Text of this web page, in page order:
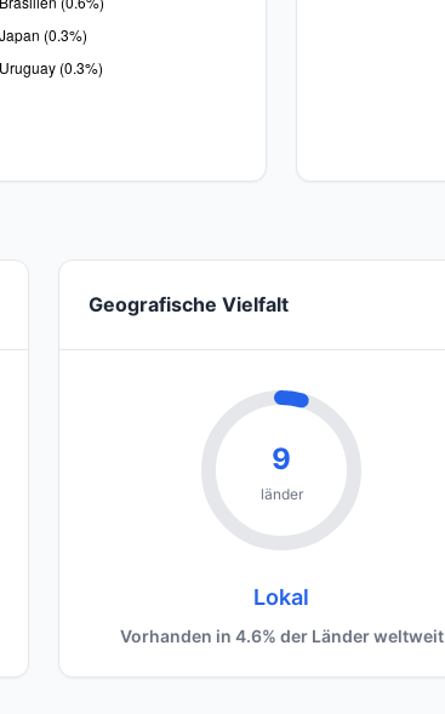
Geografische Vielfalt
9
länder
Lokal
Vorhanden in 4.6% der Länder weltweit